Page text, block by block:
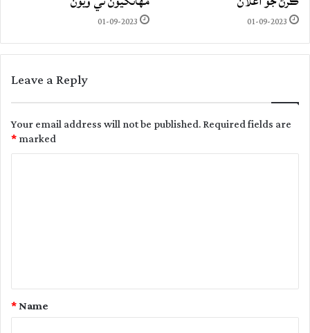
01-09-2023
01-09-2023
Leave a Reply
Your email address will not be published.Required fields are
marked
*
t
Name
*